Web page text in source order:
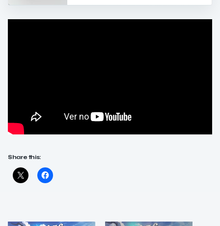
Share this: